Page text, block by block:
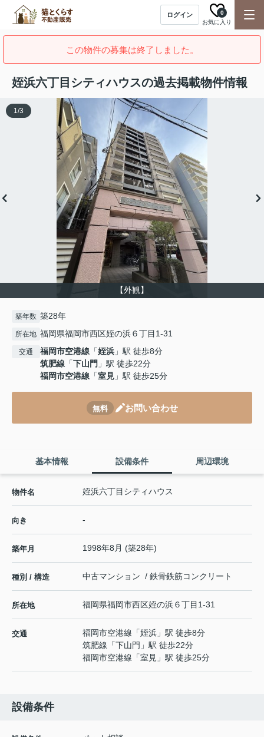
ログイン
お気に入り
0
この物件の募集は終了しました。
姪浜六丁目シティハウスの過去掲載物件情報
【外観】
1/3
築年数 築28年
所在地 福岡県福岡市西区姪の浜６丁目1-31
交通 福岡市空港線 「姪浜 」駅 徒歩8分
筑肥線 「下山門 」駅 徒歩22分
福岡市空港線 「室見 」駅 徒歩25分
無料 お問い合わせ
基本情報 設備条件 周辺環境
物件名 姪浜六丁目シティハウス
向き -
築年月 1998年8月 (築28年)
種別 / 構造 中古マンション / 鉄骨鉄筋コンクリート
所在地 福岡県福岡市西区姪の浜６丁目1-31
交通 福岡市空港線 「姪浜 」駅 徒歩8分
筑肥線 「下山門 」駅 徒歩22分
福岡市空港線 「室見 」駅 徒歩25分
設備条件